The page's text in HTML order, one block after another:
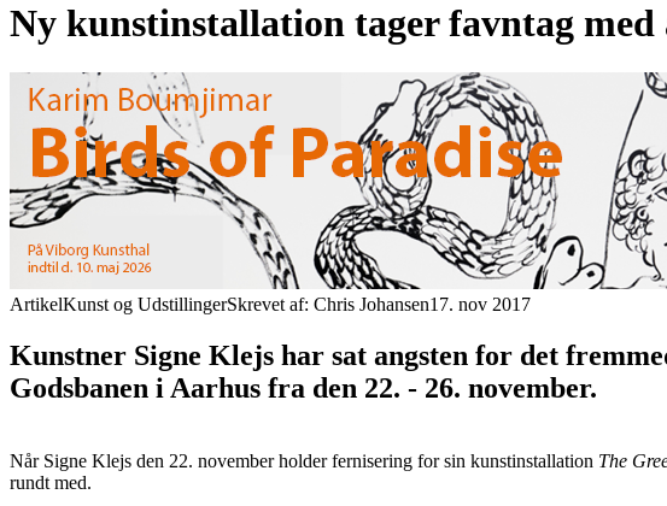
Ny kunstinstallation tager favntag med
ArtikelKunst og UdstillingerSkrevet af: Chris Johansen17. nov 2017
Kunstner Signe Klejs har sat angsten for det
Godsbanen i Aarhus fra den 22. - 26. november.
Når Signe Klejs den 22. november holder fernisering for sin kunstinstallation The
rundt med.